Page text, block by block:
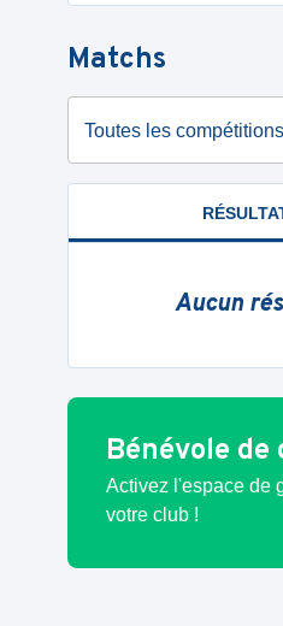
Matchs
Toutes les compétitions
Aucun
Bénévole de
Activez l'espace de
votre club !